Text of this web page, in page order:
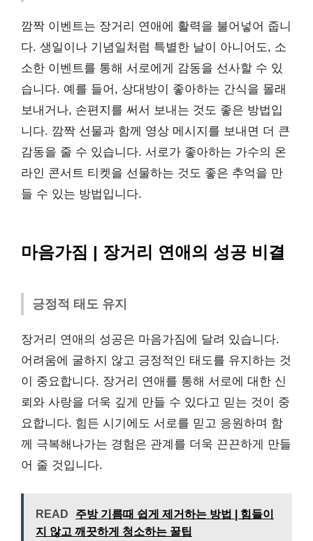
깜짝 이벤트는 장거리 연애에 활력을 불어넣어 줍니
다. 생일이나 기념일처럼 특별한 날이 아니어도, 소
소한 이벤트를 통해 서로에게 감동을 선사할 수 있
습니다. 예를 들어, 상대방이 좋아하는 간식을 몰래
보내거나, 손편지를 써서 보내는 것도 좋은 방법입
니다. 깜짝 선물과 함께 영상 메시지를 보내면 더 큰
감동을 줄 수 있습니다. 서로가 좋아하는 가수의 온
라인 콘서트 티켓을 선물하는 것도 좋은 추억을 만
들 수 있는 방법입니다.
마음가짐 | 장거리 연애의 성공 비결
긍정적 태도 유지
장거리 연애의 성공은 마음가짐에 달려 있습니다.
어려움에 굴하지 않고 긍정적인 태도를 유지하는 것
이 중요합니다. 장거리 연애를 통해 서로에 대한 신
뢰와 사랑을 더욱 깊게 만들 수 있다고 믿는 것이 중
요합니다. 힘든 시기에도 서로를 믿고 응원하며 함
께 극복해나가는 경험은 관계를 더욱 끈끈하게 만들
어 줄 것입니다.
READ
주방 기름때 쉽게 제거하는 방법 | 힘들이
지 않고 깨끗하게 청소하는 꿀팁